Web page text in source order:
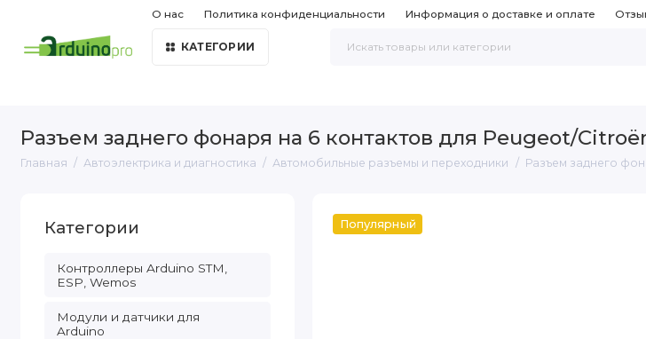
О нас Политика конфиденциальности Информация о доставке и оплате
КАТЕГОРИИ
Разъем заднего фонаря на 6 контактов для Peugeot/
Главная Автоэлектрика и диагностика Автомобильные разъемы и переходники Разъем заднего
Категории
Контроллеры Arduino STM,
ESP, Wemos
Модули и датчики для
Arduino
Популярный